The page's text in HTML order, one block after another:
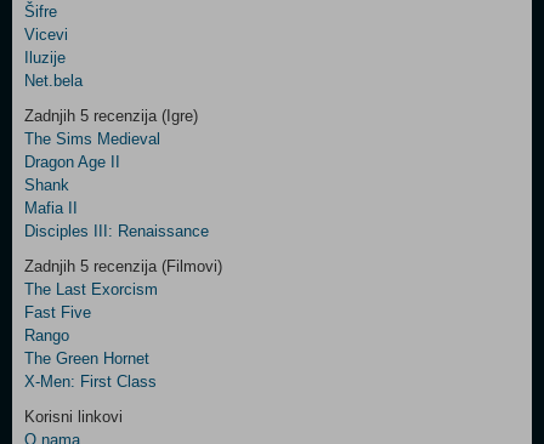
Control
Two
Newsletter
Control
Field
Three
Šifre
Vicevi
Iluzije
Net.bela
Zadnjih 5 recenzija (Igre)
The Sims Medieval
Dragon Age II
Shank
Mafia II
Disciples III: Renaissance
Zadnjih 5 recenzija (Filmovi)
The Last Exorcism
Fast Five
Rango
The Green Hornet
X-Men: First Class
Korisni linkovi
O nama